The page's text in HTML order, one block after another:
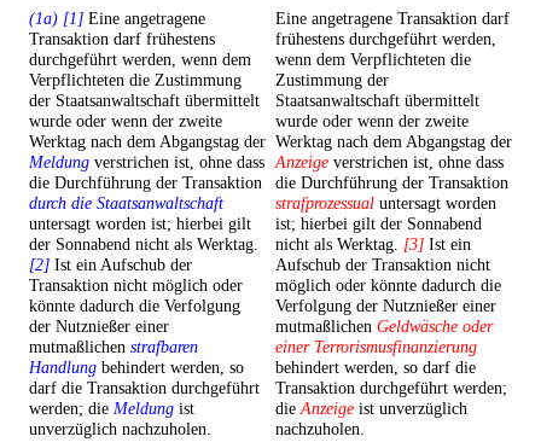
(1a) [1] Eine angetragene
Transaktion darf frühestens
durchgeführt werden, wenn dem
Verpflichteten die Zustimmung
der Staatsanwaltschaft übermittelt
wurde oder wenn der zweite
Werktag nach dem Abgangstag der
Meldung verstrichen ist, ohne dass
die Durchführung der Transaktion
durch die Staatsanwaltschaft
untersagt worden ist; hierbei gilt
der Sonnabend nicht als Werktag.
[2] Ist ein Aufschub der
Transaktion nicht möglich oder
könnte dadurch die Verfolgung
der Nutznießer einer
mutmaßlichen strafbaren
Handlung behindert werden, so
darf die Transaktion durchgeführt
werden; die Meldung ist
unverzüglich nachzuholen.
Eine angetragene Transaktion darf
frühestens durchgeführt werden,
wenn dem Verpflichteten die
Zustimmung der
Staatsanwaltschaft übermittelt
wurde oder wenn der zweite
Werktag nach dem Abgangstag der
Anzeige verstrichen ist, ohne dass
die Durchführung der Transaktion
strafprozessual untersagt worden
ist; hierbei gilt der Sonnabend
nicht als Werktag. [3] Ist ein
Aufschub der Transaktion nicht
möglich oder könnte dadurch die
Verfolgung der Nutznießer einer
mutmaßlichen Geldwäsche oder
einer Terrorismusfinanzierung
behindert werden, so darf die
Transaktion durchgeführt werden;
dieAnzeige ist unverzüglich
nachzuholen.